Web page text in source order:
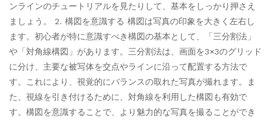
ンラインのチュートリアルを見たりして、基本をしっかり押さえ
ましょう。 2. 構図を意識する 構図は写真の印象を大きく左右し
ます。初心者が特に意識すべき構図の基本として、「三分割法」
や「対角線構図」があります。三分割法は、画面を3×3のグリッド
に分け、主要な被写体を交点やラインに沿って配置する方法で
す。これにより、視覚的にバランスの取れた写真が撮れます。ま
た、視線を引き付けるために、対角線を利用した構図も有効で
す。構図を意識することで、より魅力的な写真を撮ることができ